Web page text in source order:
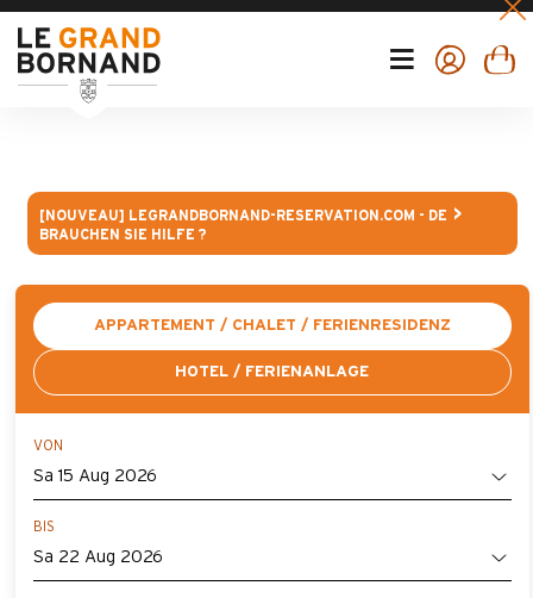
[NOUVEAU] LEGRANDBORNAND-RESERVATION.COM - DE
BRAUCHEN SIE HILFE ?
APPARTEMENT / CHALET / FERIENRESIDENZ
HOTEL / FERIENANLAGE
VON
BIS